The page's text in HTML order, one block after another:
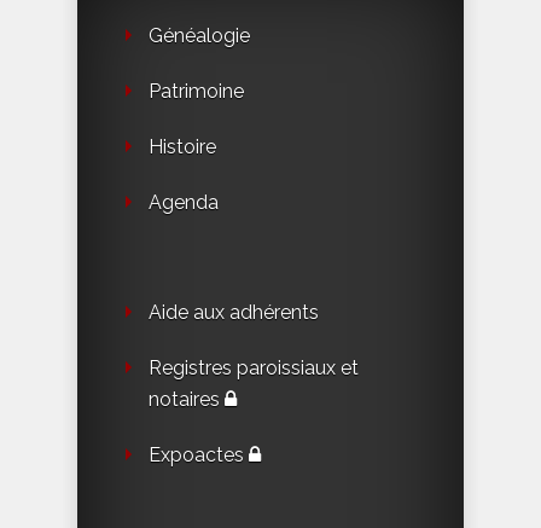
Généalogie
Patrimoine
Histoire
Agenda
Aide aux adhérents
Registres paroissiaux et
notaires
Expoactes